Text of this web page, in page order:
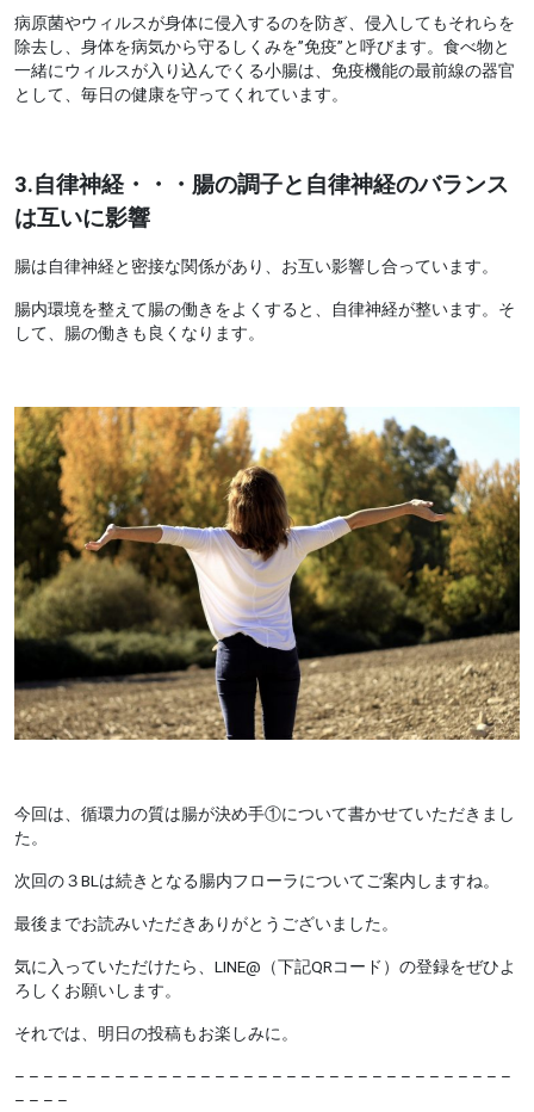
病原菌やウィルスが身体に侵入するのを防ぎ、侵入してもそれらを
除去し、身体を病気から守るしくみを”免疫”と呼びます。食べ物と
一緒にウィルスが入り込んでくる小腸は、免疫機能の最前線の器官
として、毎日の健康を守ってくれています。
3.自律神経・・・腸の調子と自律神経のバランス
は互いに影響
腸は自律神経と密接な関係があり、お互い影響し合っています。
腸内環境を整えて腸の働きをよくすると、自律神経が整います。そ
して、腸の働きも良くなります。
今回は、循環力の質は腸が決め手①について書かせていただきまし
た。
次回の３BLは続きとなる腸内フローラについてご案内しますね。
最後までお読みいただきありがとうございました。
気に入っていただけたら、LINE@（下記QRコード）の登録をぜひよ
ろしくお願いします。
それでは、明日の投稿もお楽しみに。
– – – – – – – – – – – – – – – – – – – – – – – – – – – – – – – – – – –
– – – –